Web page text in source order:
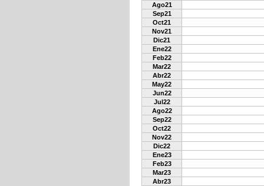
Ago21
Sep21
Oct21
Nov21
Dic21
Ene22
Feb22
Mar22
Abr22
May22
Jun22
Jul22
Ago22
Sep22
Oct22
Nov22
Dic22
Ene23
Feb23
Mar23
Abr23